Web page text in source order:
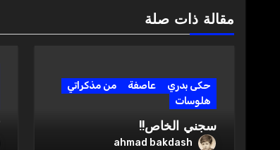
مقالة ذات صلة
حكى بدري عاصفة
من مذكراتي
هلوسات
سجني الخاص!!
ahmad bakdash